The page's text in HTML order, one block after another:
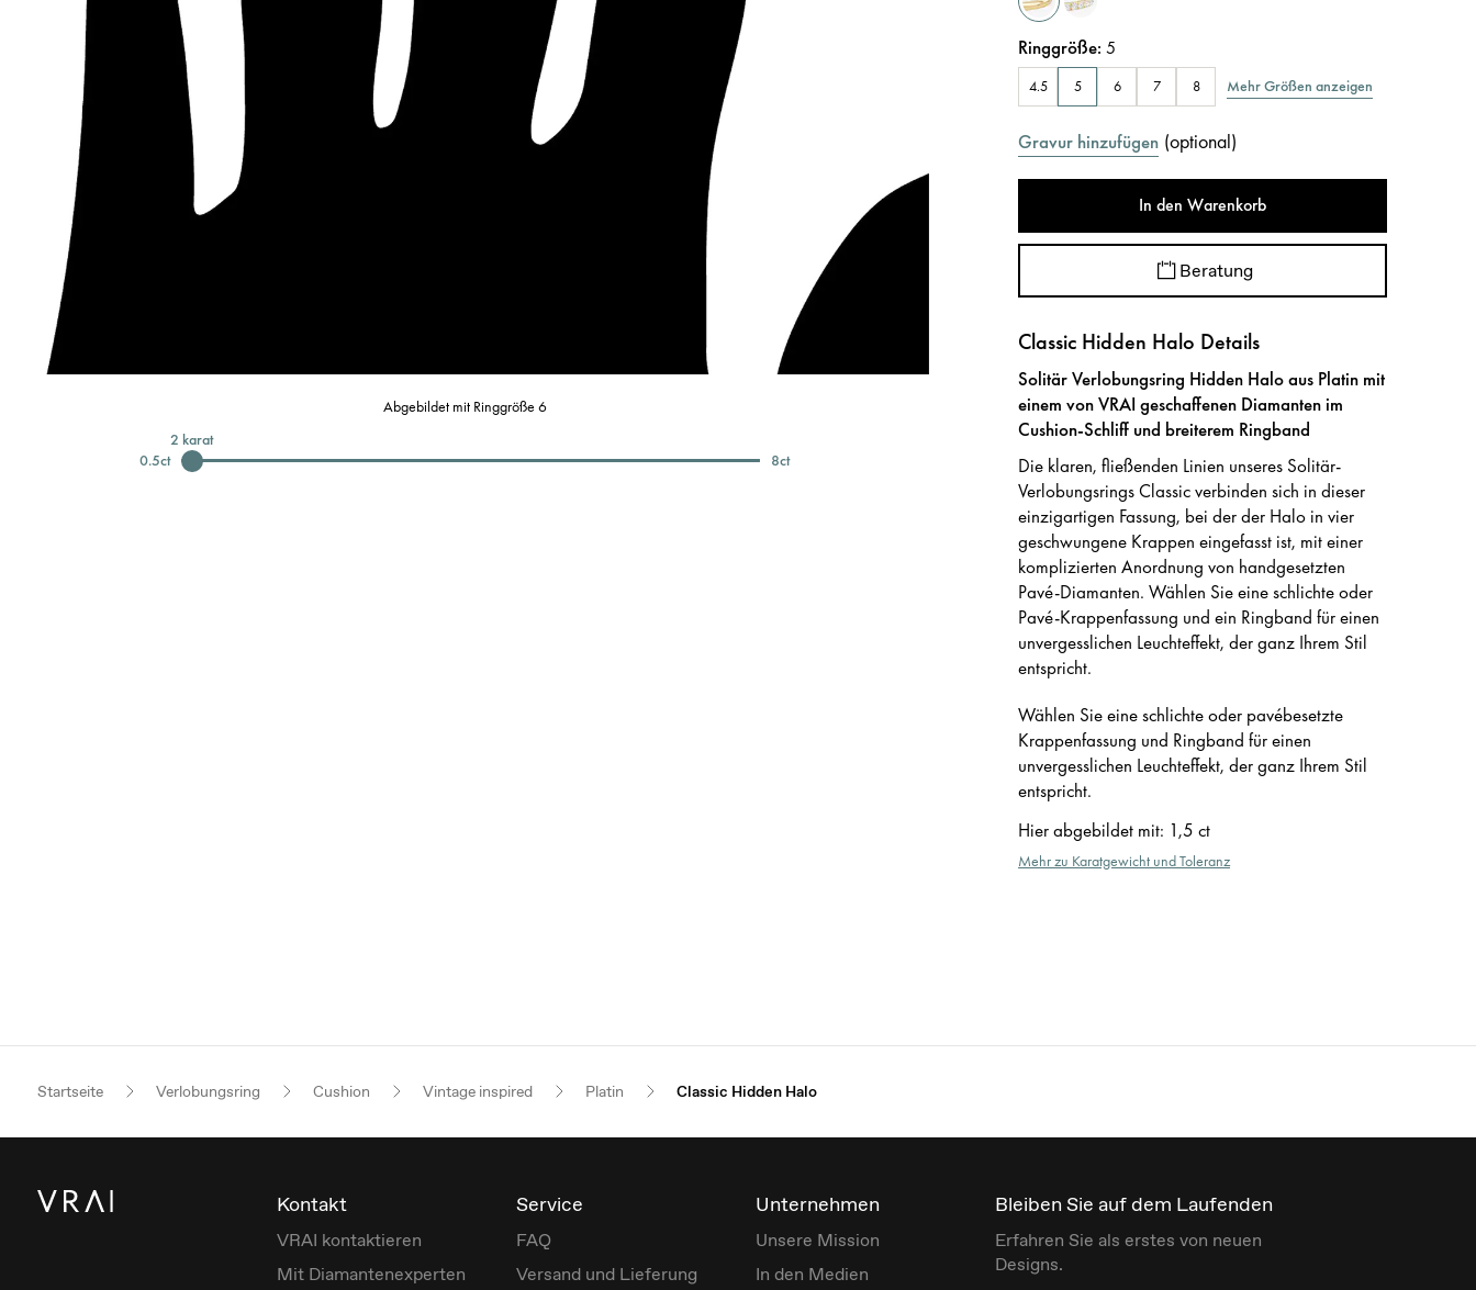
Abgebildet mit Ringgröße 6
0.5ct
2 karat
8ct
Ringgröße:5
4.5 5 6 7 8 Mehr Größen anzeigen
Gravur hinzufügen (optional)
In den Warenkorb
Beratung
Classic Hidden Halo Details
Solitär Verlobungsring Hidden Halo aus Platin mit
einem von VRAI geschaffenen Diamanten im
Cushion-Schliff und breiterem Ringband
Die klaren, fließenden Linien unseres Solitär-
Verlobungsrings Classic verbinden sich in dieser
einzigartigen Fassung, bei der der Halo in vier
geschwungene Krappen eingefasst ist, mit einer
komplizierten Anordnung von handgesetzten
Pavé-Diamanten. Wählen Sie eine schlichte oder
Pavé-Krappenfassung und ein Ringband für einen
unvergesslichen Leuchteffekt, der ganz Ihrem Stil
entspricht.
Wählen Sie eine schlichte oder pavébesetzte
Krappenfassung und Ringband für einen
unvergesslichen Leuchteffekt, der ganz Ihrem Stil
entspricht.
Hier abgebildet mit: 1,5 ct
Mehr zu Karatgewicht und Toleranz
Startseite Verlobungsring Cushion Vintage inspired Platin Classic Hidden Halo
Kontakt
VRAI kontaktieren
Mit Diamantenexperten
Service
FAQ
Versand und Lieferung
Unternehmen
Unsere Mission
In den Medien
Bleiben Sie auf dem Laufenden
Erfahren Sie als erstes von neuen
Designs.